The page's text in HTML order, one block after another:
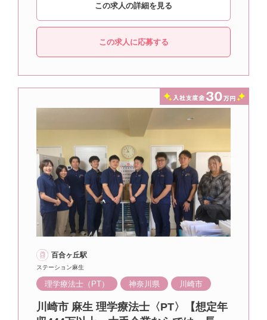
この求人の詳細を見る
この求人に応募する
百合ヶ丘駅
ステーション麻生
理学療法士（PT） 神奈川県 川崎市
川崎市 麻生 理学療法士〈PT〉【想定年